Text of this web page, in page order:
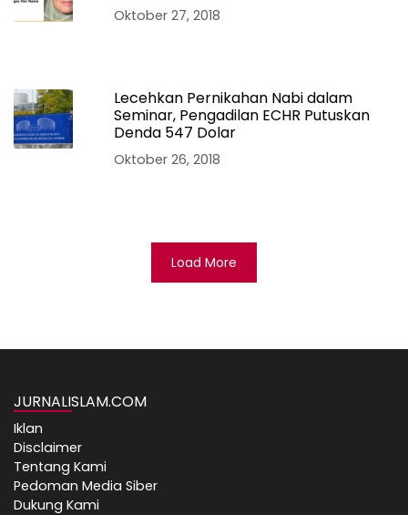
Oktober 27, 2018
Lecehkan Pernikahan Nabi dalam
Seminar, Pengadilan ECHR Putuskan
Denda 547 Dolar
Oktober 26, 2018
Load More
JURNALISLAM.COM
Iklan
Disclaimer
Tentang Kami
Pedoman Media Siber
Dukung Kami